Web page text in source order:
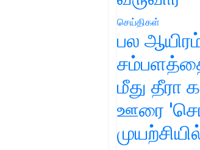
செய்திகள்
பல
மீது தீரா
ஊரை